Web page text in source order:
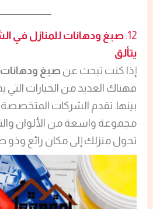
12. صبغ ودهانات للمنازل في
يتألق
إذا كنت تبحث عنصبغ ودهانات
فهناك العديد من الخيارات التي
بينها. تقدم الشركات
مجموعة واسعة من الألوان
تحول منزلك إلى مكان رائع